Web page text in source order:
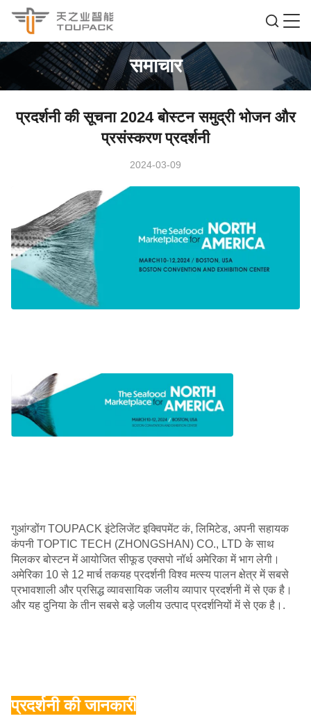
समाचार
प्रदर्शनी की सूचना 2024 बोस्टन समुद्री भोजन और
प्रसंस्करण प्रदर्शनी
2024-03-09
गुआंग्डोंग TOUPACK इंटेलिजेंट इक्विपमेंट कं, लिमिटेड, अपनी सहायक
कंपनी TOPTIC TECH (ZHONGSHAN) CO., LTD के साथ
मिलकर बोस्टन में आयोजित सीफूड एक्सपो नॉर्थ अमेरिका में भाग लेगी।
अमेरिका 10 से 12 मार्च तकयह प्रदर्शनी विश्व मत्स्य पालन क्षेत्र में सबसे
प्रभावशाली और प्रसिद्ध व्यावसायिक जलीय व्यापार प्रदर्शनी में से एक है।
और यह दुनिया के तीन सबसे बड़े जलीय उत्पाद प्रदर्शनियों में से एक है।.
प्रदर्शनी की जानकारी